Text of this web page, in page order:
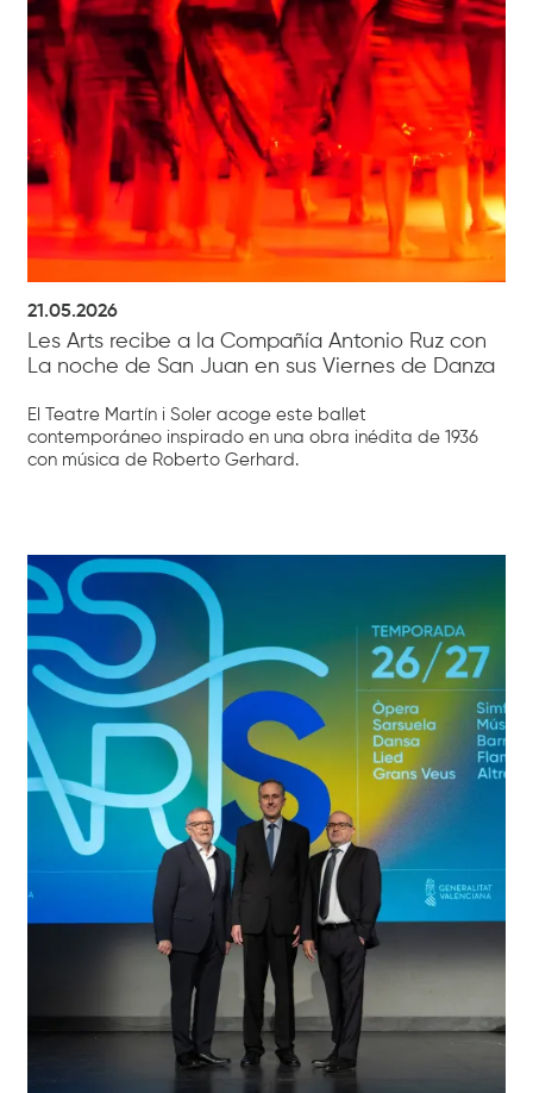
21.05.2026
Les Arts recibe a la Compañía Antonio Ruz con
La noche de San Juan en sus Viernes de Danza
El Teatre Martín i Soler acoge este ballet
contemporáneo inspirado en una obra inédita de 1936
con música de Roberto Gerhard.